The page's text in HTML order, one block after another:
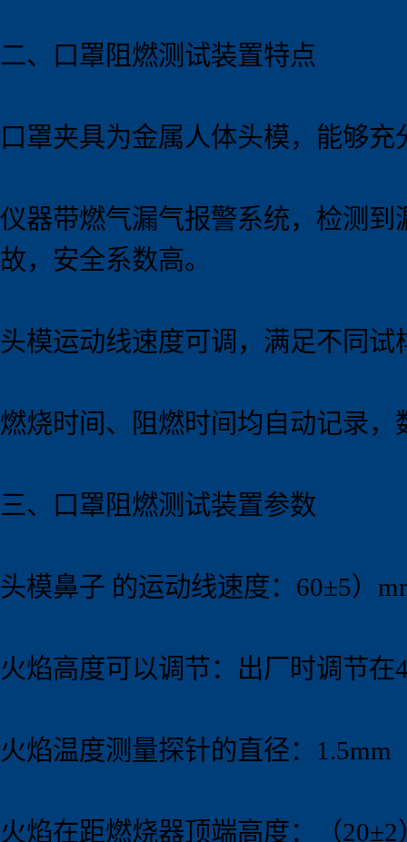
二、口罩阻燃测试装置特点
口罩夹具为金属人体头模，能够
仪器带燃气漏气报警系统，检测
故，安全系数高。
头模运动线速度可调，满足不同
燃烧时间、阻燃时间均自动记录
三、口罩阻燃测试装置参数
头模鼻子 的运动线速度：60±5）
火焰高度可以调节：出厂时调节在
火焰温度测量探针的直径：1.5mm
火焰在距燃烧器顶端高度：（